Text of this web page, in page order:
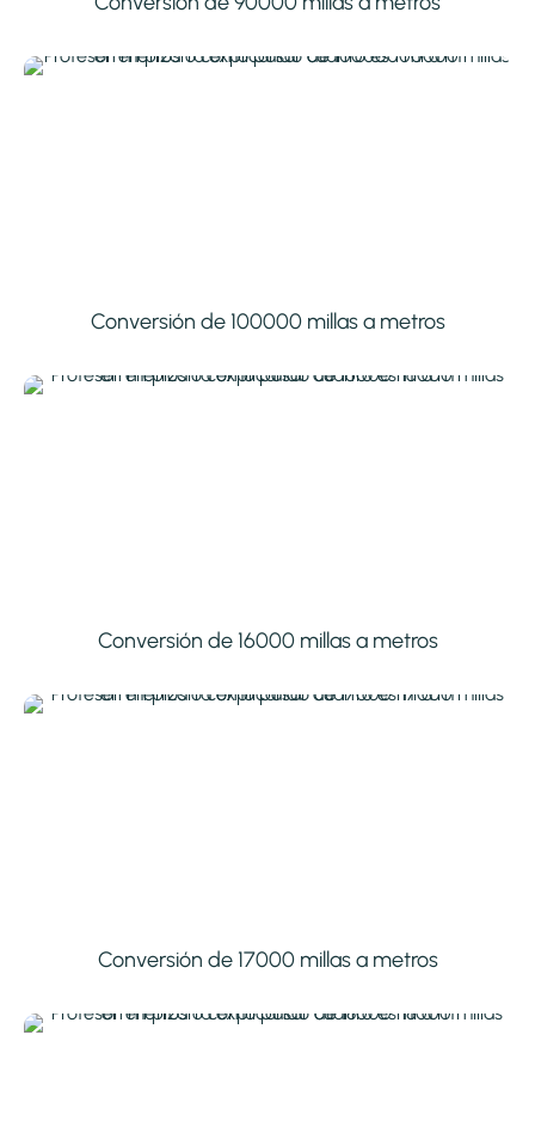
Conversión de 100000 millas a metros
Conversión de 16000 millas a metros
Conversión de 17000 millas a metros